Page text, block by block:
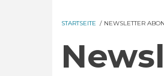
STARTSEITE / NEWSLETTER